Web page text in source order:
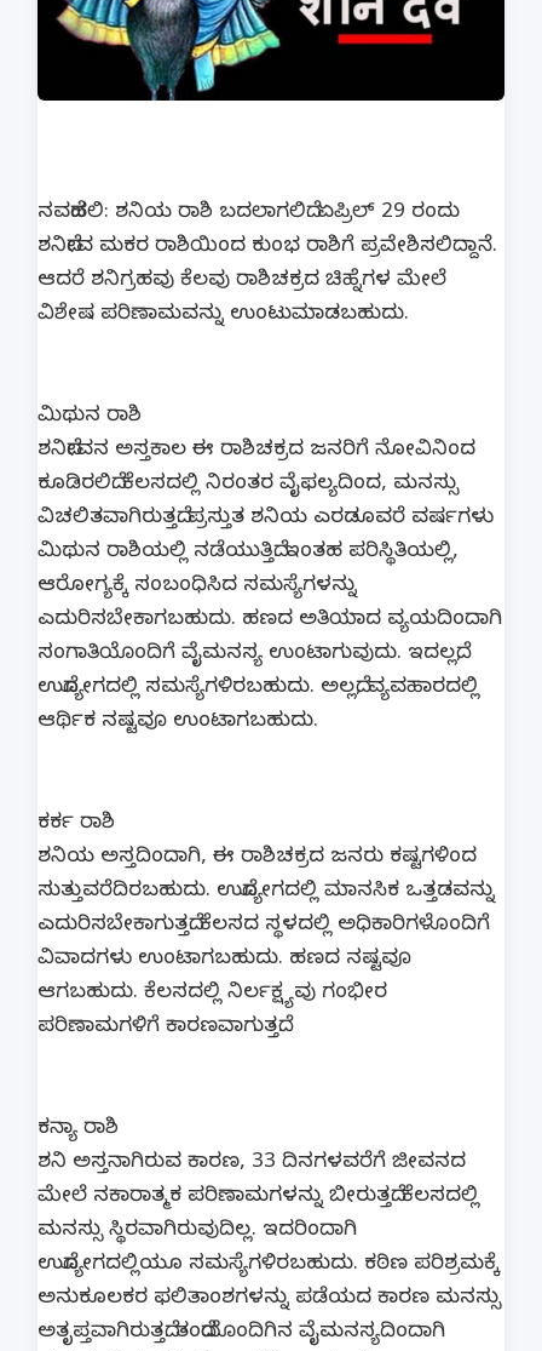
ನವದೆಹಲಿ: ಶನಿಯ ರಾಶಿ ಬದಲಾಗಲಿದೆ. ಏಪ್ರಿಲ್ 29 ರಂದು
ಶನಿದೇವ ಮಕರ ರಾಶಿಯಿಂದ ಕುಂಭ ರಾಶಿಗೆ ಪ್ರವೇಶಿಸಲಿದ್ದಾನೆ.
ಆದರೆ ಶನಿಗ್ರಹವು ಕೆಲವು ರಾಶಿಚಕ್ರದ ಚಿಹ್ನೆಗಳ ಮೇಲೆ
ವಿಶೇಷ ಪರಿಣಾಮವನ್ನು ಉಂಟುಮಾಡಬಹುದು.
ಮಿಥುನ ರಾಶಿ
ಶನಿದೇವನ ಅಸ್ತಕಾಲ ಈ ರಾಶಿಚಕ್ರದ ಜನರಿಗೆ ನೋವಿನಿಂದ
ಕೂಡಿರಲಿದೆ. ಕೆಲಸದಲ್ಲಿ ನಿರಂತರ ವೈಫಲ್ಯದಿಂದ, ಮನಸ್ಸು
ವಿಚಲಿತವಾಗಿರುತ್ತದೆ. ಪ್ರಸ್ತುತ ಶನಿಯ ಎರಡೂವರೆ ವರ್ಷಗಳು
ಮಿಥುನ ರಾಶಿಯಲ್ಲಿ ನಡೆಯುತ್ತಿದೆ. ಇಂತಹ ಪರಿಸ್ಥಿತಿಯಲ್ಲಿ,
ಆರೋಗ್ಯಕ್ಕೆ ಸಂಬಂಧಿಸಿದ ಸಮಸ್ಯೆಗಳನ್ನು
ಎದುರಿಸಬೇಕಾಗಬಹುದು. ಹಣದ ಅತಿಯಾದ ವ್ಯಯದಿಂದಾಗಿ
ಸಂಗಾತಿಯೊಂದಿಗೆ ವೈಮನಸ್ಯ ಉಂಟಾಗುವುದು. ಇದಲ್ಲದೆ,
ಉದ್ಯೋಗದಲ್ಲಿ ಸಮಸ್ಯೆಗಳಿರಬಹುದು. ಅಲ್ಲದೆ, ವ್ಯವಹಾರದಲ್ಲಿ
ಆರ್ಥಿಕ ನಷ್ಟವೂ ಉಂಟಾಗಬಹುದು.
ಕರ್ಕ ರಾಶಿ
ಶನಿಯ ಅಸ್ತದಿಂದಾಗಿ, ಈ ರಾಶಿಚಕ್ರದ ಜನರು ಕಷ್ಟಗಳಿಂದ
ಸುತ್ತುವರೆದಿರಬಹುದು. ಉದ್ಯೋಗದಲ್ಲಿ ಮಾನಸಿಕ ಒತ್ತಡವನ್ನು
ಎದುರಿಸಬೇಕಾಗುತ್ತದೆ. ಕೆಲಸದ ಸ್ಥಳದಲ್ಲಿ ಅಧಿಕಾರಿಗಳೊಂದಿಗೆ
ವಿವಾದಗಳು ಉಂಟಾಗಬಹುದು. ಹಣದ ನಷ್ಟವೂ
ಆಗಬಹುದು. ಕೆಲಸದಲ್ಲಿ ನಿರ್ಲಕ್ಷ್ಯವು ಗಂಭೀರ
ಪರಿಣಾಮಗಳಿಗೆ ಕಾರಣವಾಗುತ್ತದೆ.
ಕನ್ಯಾ ರಾಶಿ
ಶನಿ ಅಸ್ತನಾಗಿರುವ ಕಾರಣ, 33 ದಿನಗಳವರೆಗೆ ಜೀವನದ
ಮೇಲೆ ನಕಾರಾತ್ಮಕ ಪರಿಣಾಮಗಳನ್ನು ಬೀರುತ್ತದೆ. ಕೆಲಸದಲ್ಲಿ
ಮನಸ್ಸು ಸ್ಥಿರವಾಗಿರುವುದಿಲ್ಲ. ಇದರಿಂದಾಗಿ
ಉದ್ಯೋಗದಲ್ಲಿಯೂ ಸಮಸ್ಯೆಗಳಿರಬಹುದು. ಕಠಿಣ ಪರಿಶ್ರಮಕ್ಕೆ
ಅನುಕೂಲಕರ ಫಲಿತಾಂಶಗಳನ್ನು ಪಡೆಯದ ಕಾರಣ ಮನಸ್ಸು
ಅತೃಪ್ತವಾಗಿರುತ್ತದೆ. ತಂದೆಯೊಂದಿಗಿನ ವೈಮನಸ್ಯದಿಂದಾಗಿ